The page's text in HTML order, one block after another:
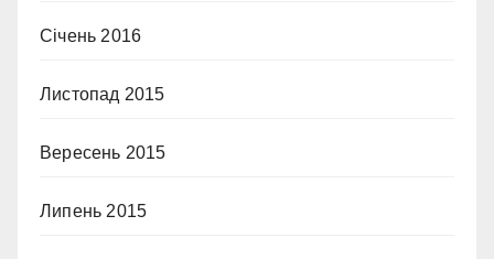
Січень 2016
Листопад 2015
Вересень 2015
Липень 2015